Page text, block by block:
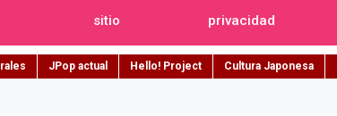
sitio privacidad
JPop actual Hello! Project Cultura Japonesa